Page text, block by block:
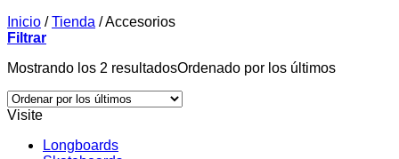
Inicio / Tienda /Accesorios
Filtrar
Mostrando los 2 resultadosOrdenado por los últimos
Visite
Longboards